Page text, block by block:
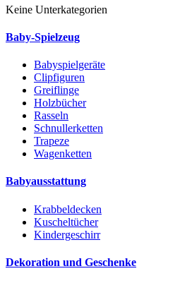
Keine Unterkategorien
Baby-Spielzeug
Babyspielgeräte
Clipfiguren
Greiflinge
Holzbücher
Rasseln
Schnullerketten
Trapeze
Wagenketten
Babyausstattung
Krabbeldecken
Kuscheltücher
Kindergeschirr
Dekoration und Geschenke